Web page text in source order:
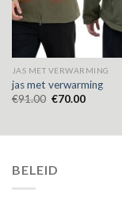
JAS MET VERWARMING
jas met verwarming
€91.00 €70.00
BELEID